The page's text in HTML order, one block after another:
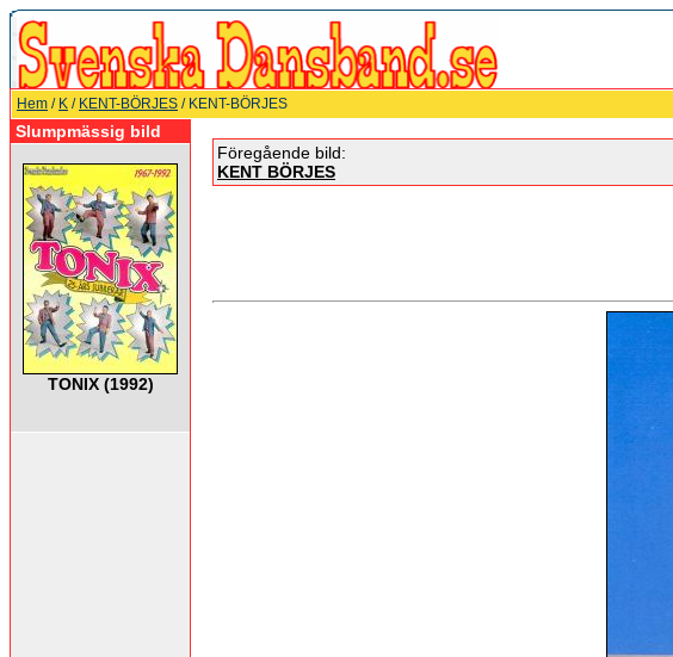
Hem / K / KENT-BÖRJES / KENT-BÖRJES
Slumpmässig bild
TONIX (1992)
Föregående bild:
KENT BÖRJES